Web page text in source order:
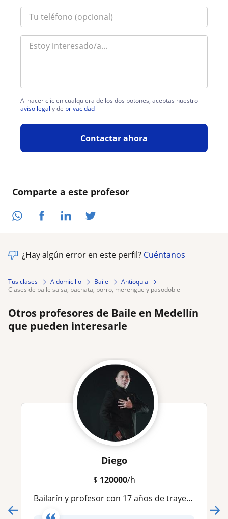
Comparte a este profesor
Al hacer clic en cualquiera de los dos botones, aceptas nuestro
aviso legal y de privacidad
Contactar ahora
¿Hay algún error en este perfil? Cuéntanos
Tus clases A domicilio Baile
Antioquia
clases de baile salsa, bachata, porro, merengue y pasodoble
Otros profesores de Baile en Medellín
que pueden interesarle
Diego
$ 120000/h
Bailarín y profesor con 17 años de trayectoria, especializado en tango, milonga y vals, además de bachata, salsa y otros ritmos